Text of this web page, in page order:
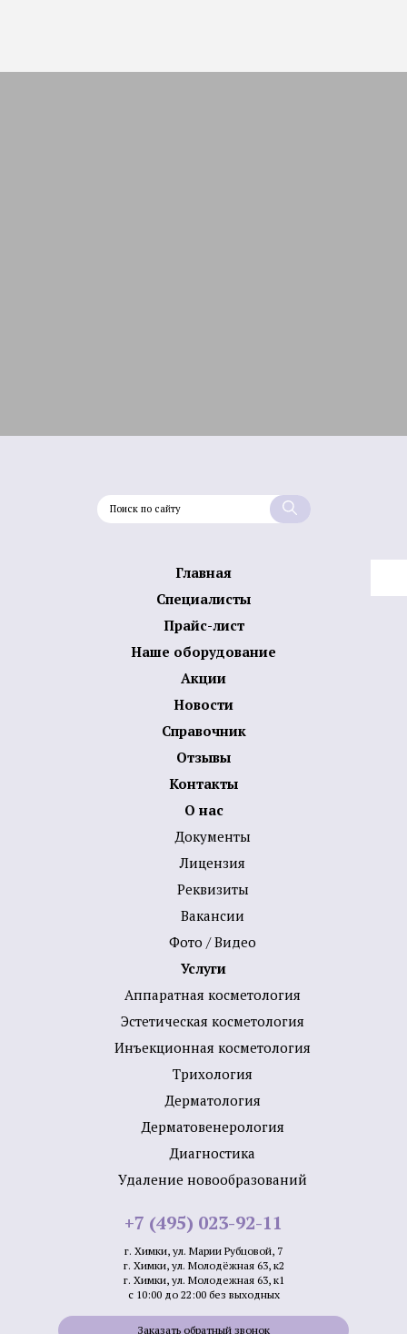
Главная
Специалисты
Прайс-лист
Наше оборудование
Акции
Новости
Справочник
Отзывы
Контакты
О нас
Документы
Лицензия
Реквизиты
Вакансии
Фото / Видео
Услуги
Аппаратная косметология
Эстетическая косметология
Инъекционная косметология
Трихология
Дермато­логия
Дерматовенерология
Диагностика
Удаление новообразований
+7 (495) 023-92-11
г. Химки, ул. Марии Рубцовой, 7
г. Химки, ул. Молодёжная 63, к2
г. Химки, ул. Молодежная 63, к1
с 10:00 до 22:00 без выходных
Заказать обратный звонок